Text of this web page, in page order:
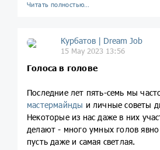
Читать полностью…
Курбатов | Dream Job
15 May 2023 13:56
Голоса в голове
Последние лет пять-семь мы
мастермайнды и личные советы
Некоторые из нас даже в них
делают - много умных голов
пусть даже и самая светлая.